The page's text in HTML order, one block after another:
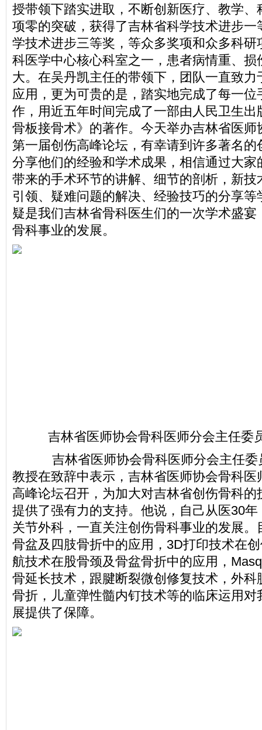
授带领下踏实进取，不断创新医疗、教学、
项零的突破，获得了吉林省科学技术进步一
学技术进步三等奖，等众多奖项和众多科研
科医学中心核心科室之一，患者病情重、损
大。在吴丹凯主任的带领下，团队一直致
应用，更为可贵的是，踏实地完成了每一
作，用近五年时间完成了一部由人民卫生出
骨板接骨术》的著作。今天举办吉林省医师
第一届创伤高峰论坛，有幸请到许多著名的
分享他们的经验和学术成果，相信通过大家
带来的手术环节的讲解、细节的剖析，新技
引领、疑难问题的解决、经验技巧的分享
疑是我们吉林省骨科医生们的一次学术盛
骨科事业的发展。
吉林省医师协会骨科医师分会主任委
吉林省医师协会骨科医师分会主任委
教授在致辞中表示，吉林省医师协会骨科医
高峰论坛召开，为加大对吉林省创伤骨科
提供了强有力的支持。他说，自己从医30
关节外科，一直关注创伤骨科事业的发展。
骨盆及四肢骨折中的应用，3D打印技术在
航技术在股骨颈及骨盆骨折中的应用，
骨延长技术，跟腱断裂微创修复技术，外科
骨折，儿童弹性髓内钉技术等的临床运用对
展提供了保障。